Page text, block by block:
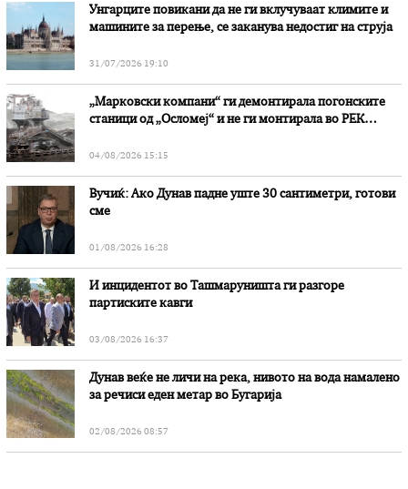
Унгарците повикани да не ги вклучуваат климите и
машините за перење, се заканува недостиг на струја
31/07/2026 19:10
„Марковски компани“ ги демонтирала погонските
станици од „Осломеј“ и не ги монтирала во РЕК
04/08/2026 15:15
Вучиќ: Ако Дунав падне уште 30 сантиметри, готови
сме
01/08/2026 16:28
И инцидентот во Ташмаруништa ги разгоре
партиските кавги
03/08/2026 16:37
Дунав веќе не личи на река, нивото на вода намалено
за речиси еден метар во Бугарија
02/08/2026 08:57